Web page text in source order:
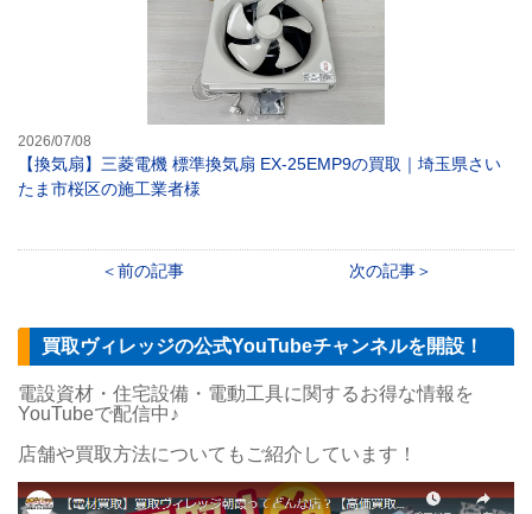
2026/07/08
【換気扇】三菱電機 標準換気扇 EX-25EMP9の買取｜埼玉県さい
たま市桜区の施工業者様
前の記事 次の記事
買取ヴィレッジの公式YouTubeチャンネルを開設！
電設資材・住宅設備・電動工具に関するお得な情報を
YouTubeで配信中♪
店舗や買取方法についてもご紹介しています！